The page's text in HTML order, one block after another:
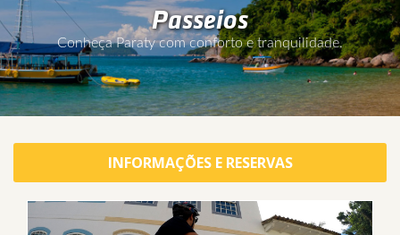
Passeios
Conheça Paraty com conforto e tranquilidade.
INFORMAÇÕES E RESERVAS